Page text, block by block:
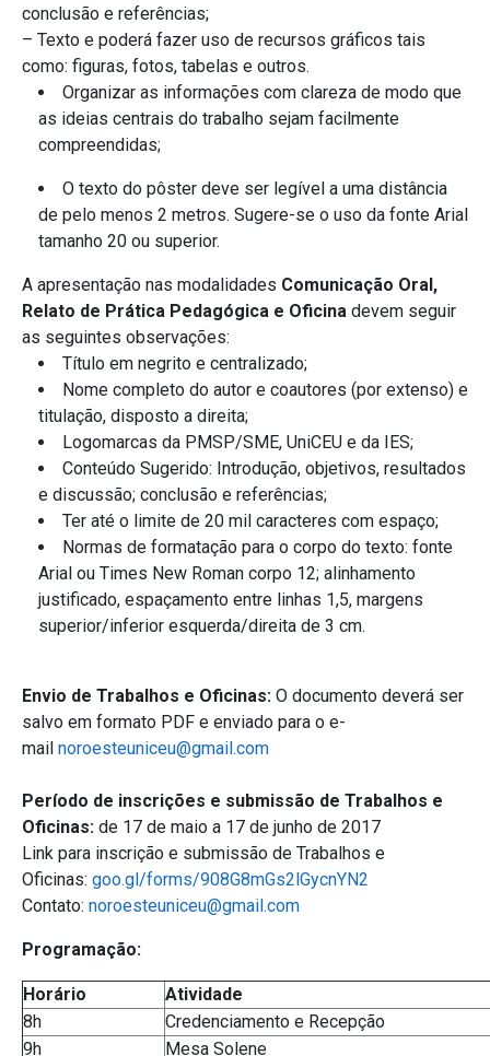
conclusão e referências;
– Texto e poderá fazer uso de recursos gráficos tais
como: figuras, fotos, tabelas e outros.
Organizar as informações com clareza de modo que
as ideias centrais do trabalho sejam facilmente
compreendidas;
O texto do pôster deve ser legível a uma distância
de pelo menos 2 metros. Sugere-se o uso da fonte Arial
tamanho 20 ou superior.
A apresentação nas modalidades Comunicação Oral,
Relato de Prática Pedagógica e Oficina devem seguir
as seguintes observações:
Título em negrito e centralizado;
Nome completo do autor e coautores (por extenso) e
titulação, disposto a direita;
Logomarcas da PMSP/SME, UniCEU e da IES;
Conteúdo Sugerido: Introdução, objetivos, resultados
e discussão; conclusão e referências;
Ter até o limite de 20 mil caracteres com espaço;
Normas de formatação para o corpo do texto: fonte
Arial ou Times New Roman corpo 12; alinhamento
justificado, espaçamento entre linhas 1,5, margens
superior/inferior esquerda/direita de 3 cm.
Envio de Trabalhos e Oficinas: O documento deverá ser
salvo em formato PDF e enviado para o e-
mail noroesteuniceu@gmail.com
Período de inscrições e submissão de Trabalhos e
Oficinas: de 17 de maio a 17 de junho de 2017
Link para inscrição e submissão de Trabalhos e
Oficinas: goo.gl/forms/908G8mGs2lGycnYN2
Contato: noroesteuniceu@gmail.com
Programação:
Horário
Atividade
8h
Credenciamento e Recepção
9h
Mesa Solene